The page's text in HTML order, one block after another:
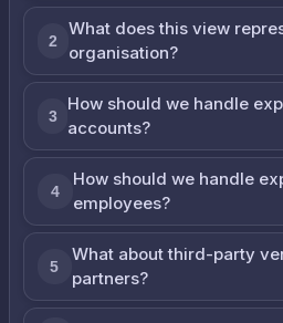
2
What does this view
organisation?
3
How should we handle
accounts?
4
How should we handle
employees?
5
What about third-party
partners?